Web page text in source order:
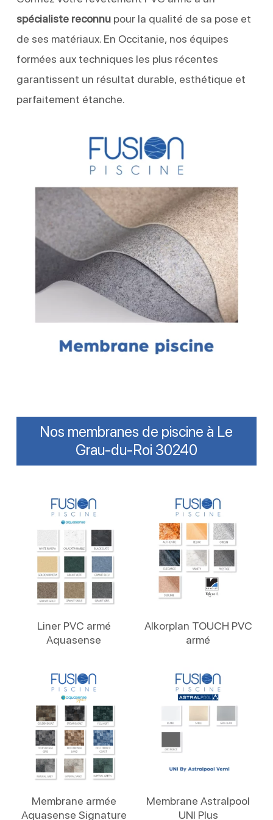
spécialiste reconnupour la qualité de sa pose et
de ses matériaux. En Occitanie, nos équipes
formées aux techniques les plus récentes
garantissent un résultat durable, esthétique et
parfaitement étanche.
Nos membranes de piscine à Le
Grau-du-Roi 30240
Liner PVC armé
Aquasense
Alkorplan TOUCH PVC
armé
Membrane armée
Aquasense Signature
Membrane Astralpool
UNI Plus